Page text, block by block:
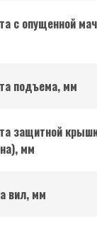
с опущенной
подъема, мм
защитной
мм
вил, мм